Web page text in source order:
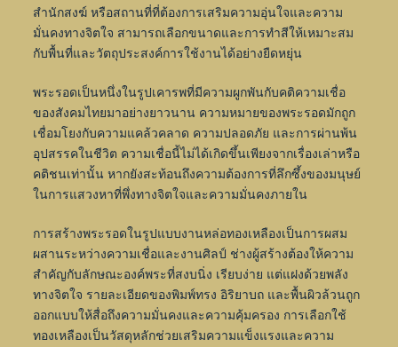
สำนักสงฆ์ หรือสถานที่ที่ต้องการเสริมความอุ่นใจและความ
มั่นคงทางจิตใจ สามารถเลือกขนาดและการทำสีให้เหมาะสม
กับพื้นที่และวัตถุประสงค์การใช้งานได้อย่างยืดหยุ่น
พระรอดเป็นหนึ่งในรูปเคารพที่มีความผูกพันกับคติความเชื่อ
ของสังคมไทยมาอย่างยาวนาน ความหมายของพระรอดมักถูก
เชื่อมโยงกับความแคล้วคลาด ความปลอดภัย และการผ่านพ้น
อุปสรรคในชีวิต ความเชื่อนี้ไม่ได้เกิดขึ้นเพียงจากเรื่องเล่าหรือ
คติชนเท่านั้น หากยังสะท้อนถึงความต้องการที่ลึกซึ้งของมนุษย์
ในการแสวงหาที่พึ่งทางจิตใจและความมั่นคงภายใน
การสร้างพระรอดในรูปแบบงานหล่อทองเหลืองเป็นการผสม
ผสานระหว่างความเชื่อและงานศิลป์ ช่างผู้สร้างต้องให้ความ
สำคัญกับลักษณะองค์พระที่สงบนิ่ง เรียบง่าย แต่แฝงด้วยพลัง
ทางจิตใจ รายละเอียดของพิมพ์ทรง อิริยาบถ และพื้นผิวล้วนถูก
ออกแบบให้สื่อถึงความมั่นคงและความคุ้มครอง การเลือกใช้
ทองเหลืองเป็นวัสดุหลักช่วยเสริมความแข็งแรงและความ